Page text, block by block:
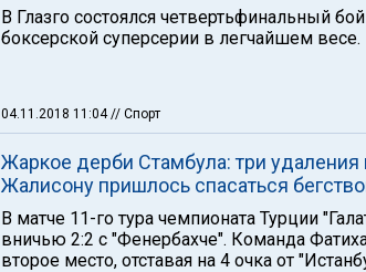
В Глазго состоялся четвертьфинальный
боксерской суперсерии в легчайшем весе.
04.11.2018 11:04// Спорт
Жаркое дерби Стамбула: три удаления
Жалисону пришлось спасаться
В матче 11-го тура чемпионата Турции
вничью 2:2 с "Фенербахче". Команда
второе место, отставая на 4 очка от